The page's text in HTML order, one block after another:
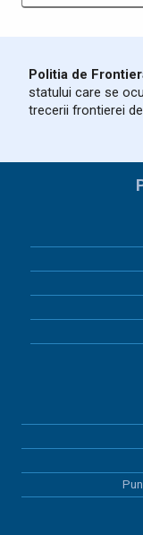
06 iulie 2026
Situația privind
2026
Program Anual
Programul
Centralizatorul
încheieri de
în perioada
Program anual
Program anual
Politia de
statului care se
trecerii frontierei de